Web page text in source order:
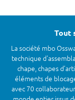
Tout
La société mbo
technique
chape, chapes
éléments de
avec 70